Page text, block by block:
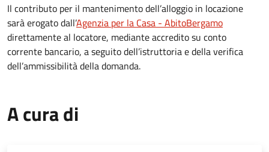
Il contributo per il mantenimento dell’alloggio in locazione
sarà erogato dall’Agenzia per la Casa - AbitoBergamo
direttamente al locatore, mediante accredito su conto
corrente bancario, a seguito dell’istruttoria e della verifica
dell’ammissibilità della domanda.
A cura di